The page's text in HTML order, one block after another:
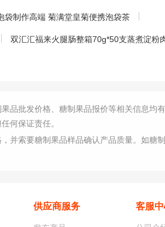
袋制作高端 菊满堂皇菊便携泡袋茶
双汇汇福来火腿肠整箱70g*50支蒸煮淀粉
品批发价格、糖制果品报价等相关信息均
何保证责任。
并索要糖制果品样品确认产品质量。如糖
供应商服务 客服